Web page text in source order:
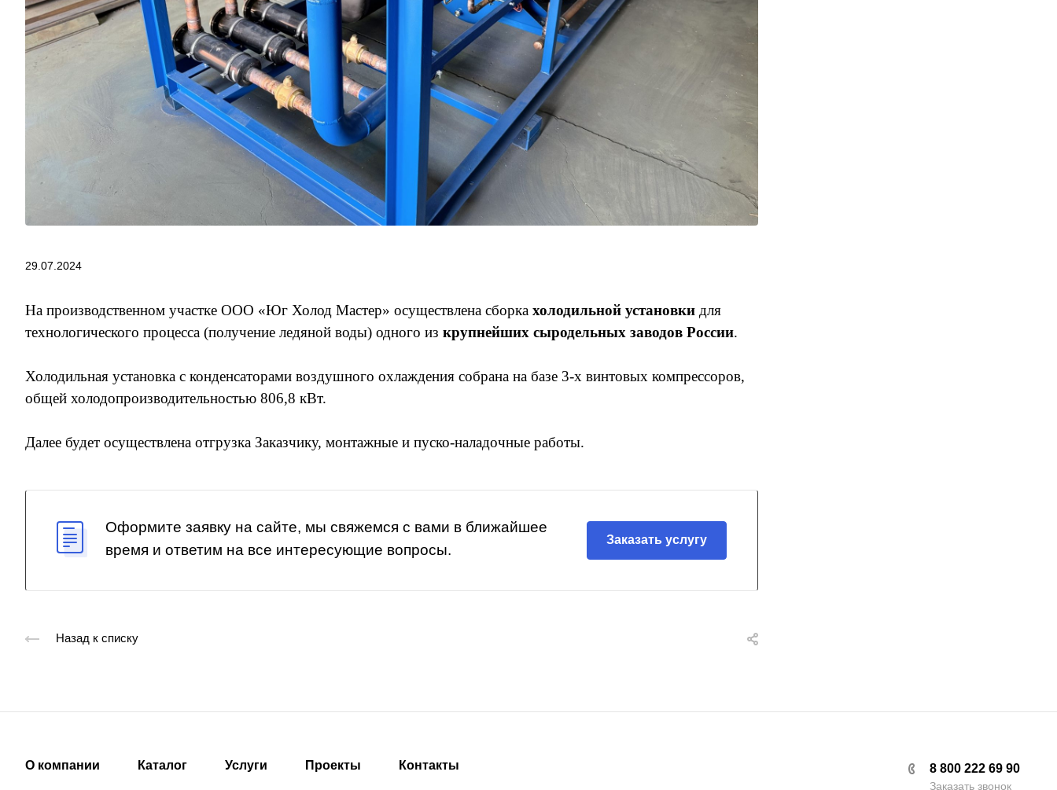
29.07.2024
На производственном участке ООО «Юг Холод Мастер» осуществлена сборка холодильной установки для
технологического процесса (получение ледяной воды) одного из крупнейших сыродельных заводов России.
Холодильная установка с конденсаторами воздушного охлаждения собрана на базе 3-х винтовых компрессоров,
общей холодопроизводительностью 806,8 кВт.
Далее будет осуществлена отгрузка Заказчику, монтажные и пуско-наладочные работы.
Оформите заявку на сайте, мы свяжемся с вами в ближайшее
время и ответим на все интересующие вопросы.
Заказать услугу
Назад к списку
О компании Каталог Услуги Проекты Контакты 8 800 222 69 90
Заказать звонок